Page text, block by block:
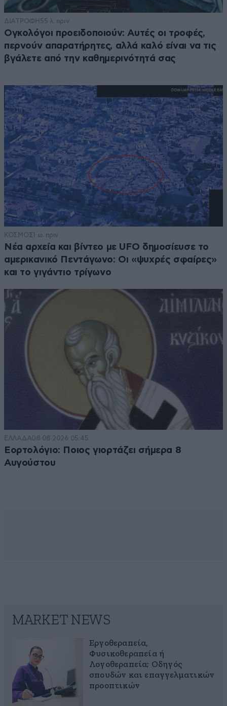
ΔΙΑΤΡΟΦΗ 55 λ. πριν
Ογκολόγοι προειδοποιούν: Αυτές οι τροφές,
περνούν απαρατήρητες, αλλά καλό είναι να τις
βγάλετε από την καθημερινότητά σας
ΚΟΣΜΟΣ1 ω. πριν
Νέα αρχεία και βίντεο με UFO δημοσίευσε το
αμερικανικό Πεντάγωνο: Οι «ψυχρές σφαίρες»
και το γιγάντιο τρίγωνο
ΕΛΛΑΔΑ08·08·2026 05:45
Εορτολόγιο: Ποιος γιορτάζει σήμερα 8
Αυγούστου
MARKET NEWS
Εργοθεραπεία,
Φυσικοθεραπεία ή
Λογοθεραπεία; Οδηγός
σπουδών και επαγγελματικών
προοπτικών